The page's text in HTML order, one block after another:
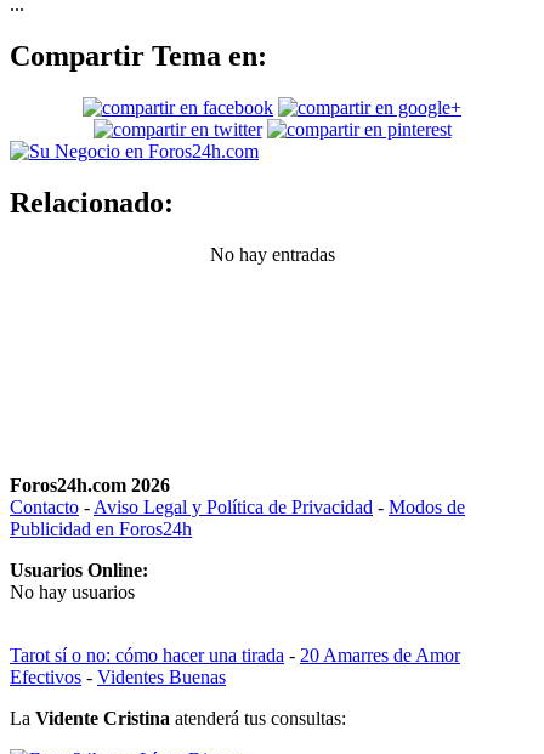
...
Compartir Tema en:
Relacionado:
No hay entradas
Foros24h.com 2026
Contacto - Aviso Legal y Política de Privacidad - Modos de
Publicidad en Foros24h
Usuarios Online:
No hay usuarios
Tarot sí o no: cómo hacer una tirada - 20 Amarres de Amor
Efectivos - Videntes Buenas
La Vidente Cristina atenderá tus consultas: